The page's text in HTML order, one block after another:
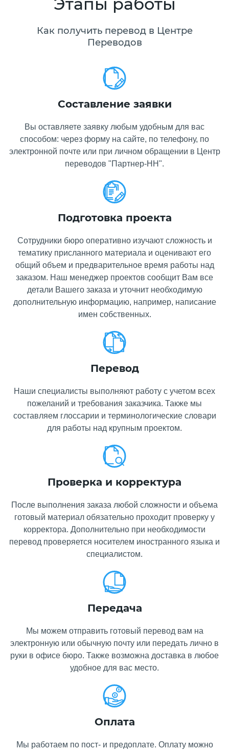
Как получить перевод в Центре
Переводов
Составление заявки
Вы оставляете заявку любым удобным для вас
способом: через форму на сайте, по телефону, по
электронной почте или при личном обращении в Центр
переводов "Партнер-НН".
Подготовка проекта
Сотрудники бюро оперативно изучают сложность и
тематику присланного материала и оценивают его
общий объем и предварительное время работы над
заказом. Наш менеджер проектов сообщит Вам все
детали Вашего заказа и уточнит необходимую
дополнительную информацию, например, написание
имен собственных.
Перевод
Наши специалисты выполняют работу с учетом всех
пожеланий и требования заказчика. Также мы
составляем глоссарии и терминологические словари
для работы над крупным проектом.
Проверка и корректура
После выполнения заказа любой сложности и объема
готовый материал обязательно проходит проверку у
корректора. Дополнительно при необходимости
перевод проверяется носителем иностранного языка и
специалистом.
Передача
Мы можем отправить готовый перевод вам на
электронную или обычную почту или передать лично в
руки в офисе бюро. Также возможна доставка в любое
удобное для вас место.
Оплата
Мы работаем по пост- и предоплате. Оплату можно